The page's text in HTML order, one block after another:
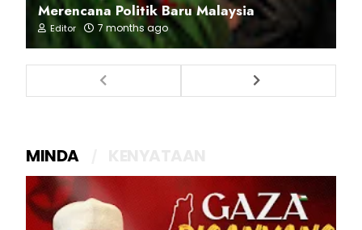
Merencana Politik Baru Malaysia
Editor 7 months ago
MINDA